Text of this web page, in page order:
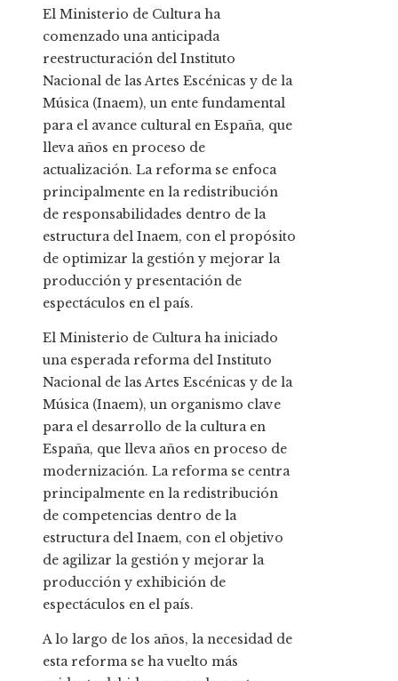
El Ministerio de Cultura ha
comenzado una anticipada
reestructuración del Instituto
Nacional de las Artes Escénicas y de la
Música (Inaem), un ente fundamental
para el avance cultural en España, que
lleva años en proceso de
actualización. La reforma se enfoca
principalmente en la redistribución
de responsabilidades dentro de la
estructura del Inaem, con el propósito
de optimizar la gestión y mejorar la
producción y presentación de
espectáculos en el país.
El Ministerio de Cultura ha iniciado
una esperada reforma del Instituto
Nacional de las Artes Escénicas y de la
Música (Inaem), un organismo clave
para el desarrollo de la cultura en
España, que lleva años en proceso de
modernización. La reforma se centra
principalmente en la redistribución
de competencias dentro de la
estructura del Inaem, con el objetivo
de agilizar la gestión y mejorar la
producción y exhibición de
espectáculos en el país.
A lo largo de los años, la necesidad de
esta reforma se ha vuelto más